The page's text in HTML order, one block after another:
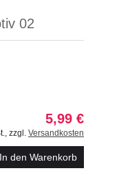
02
5,99 €
zzgl. Versandkosten
In den Warenkorb